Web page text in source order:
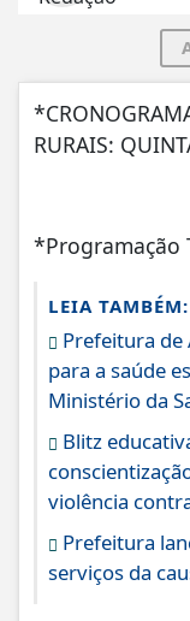
RURAIS:
*Programação
LEIA TAMBÉM:
Prefeitura de
para a saúde
Ministério da
Blitz
violência
Prefeitura
serviços da